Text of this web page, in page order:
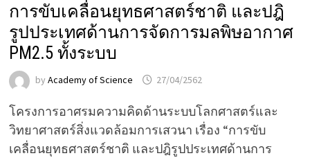
การขับเคลื่อนยุทธศาสตร์ชาติ และปฎิ
รูปประเทศด้านการจัดการมลพิษอากาศ
PM2.5 ทั้งระบบ
by Academy of Science 27/04/2562
โครงการอาศรมความคิดด้านระบบโลกศาสตร์และ
วิทยาศาสตร์สิ่งแวดล้อมการเสวนา เรื่อง “การขับ
เคลื่อนยุทธศาสตร์ชาติ และปฎิรูปประเทศด้านการ